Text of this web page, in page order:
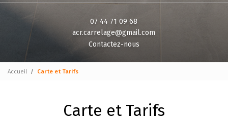
07 44 71 09 68
acr.carrelage@gmail.com
Contactez-nous
Accueil Carte et Tarifs
Carte et Tarifs